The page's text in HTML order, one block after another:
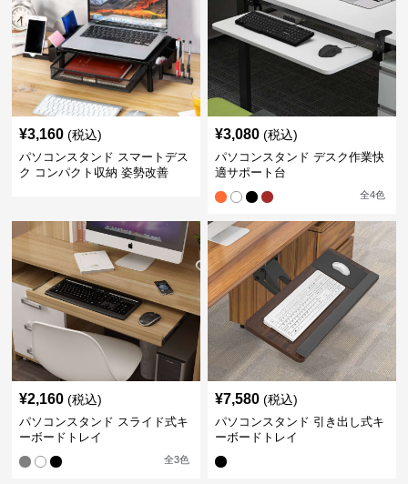
¥3,160 (税込)
パソコンスタンド スマートデス
ク コンパクト収納 姿勢改善
¥3,080 (税込)
パソコンスタンド デスク作業快
適サポート台
全4色
¥2,160 (税込)
パソコンスタンド スライド式キ
ーボードトレイ
全3色
¥7,580 (税込)
パソコンスタンド 引き出し式キ
ーボードトレイ